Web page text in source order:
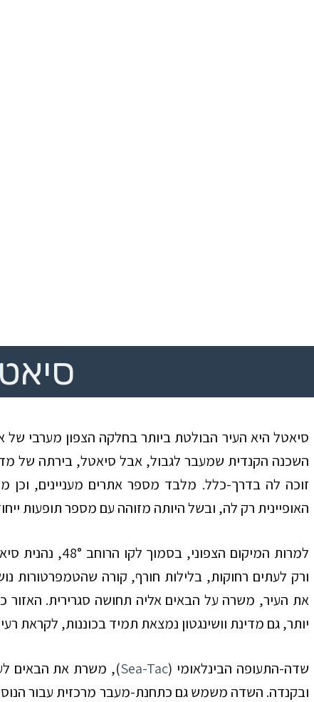
סיאטל היא העיר הבולטת ביותר בחלקה הצפון מערבי של
השכנה הקנדית שמעבר לגבול, אבל סיאטל, בירתה של
זוכה לה בדרך-כלל. מלבד מספר אתרים מעניינים, וכן
האופיינית רק לה, ובשל היותה מזוהה עם מספר תופעות
למרות המיקום הצפוני, בסמוך לקו הרוחב 48°, נהנית
ורק לעתים רחוקות, בלילות חורף, קורה שהטמפרטורות
את העיר, משרה על הבאים אליה תחושה סגרירית. האזור
יותר, גם מדינת וושינגטון נמצאת תמיד בכוננות, לקראת
שדה-התעופה הבינלאומי (Sea-Tac), משרת את הבאים
ובקנדה. השדה משמש גם כתחנת-מעבר מרכזית עבור